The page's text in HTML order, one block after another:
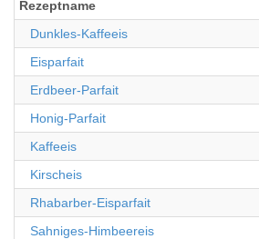
Rezeptname
Dunkles-Kaffeeis
Eisparfait
Erdbeer-Parfait
Honig-Parfait
Kaffeeis
Kirscheis
Rhabarber-Eisparfait
Sahniges-Himbeereis